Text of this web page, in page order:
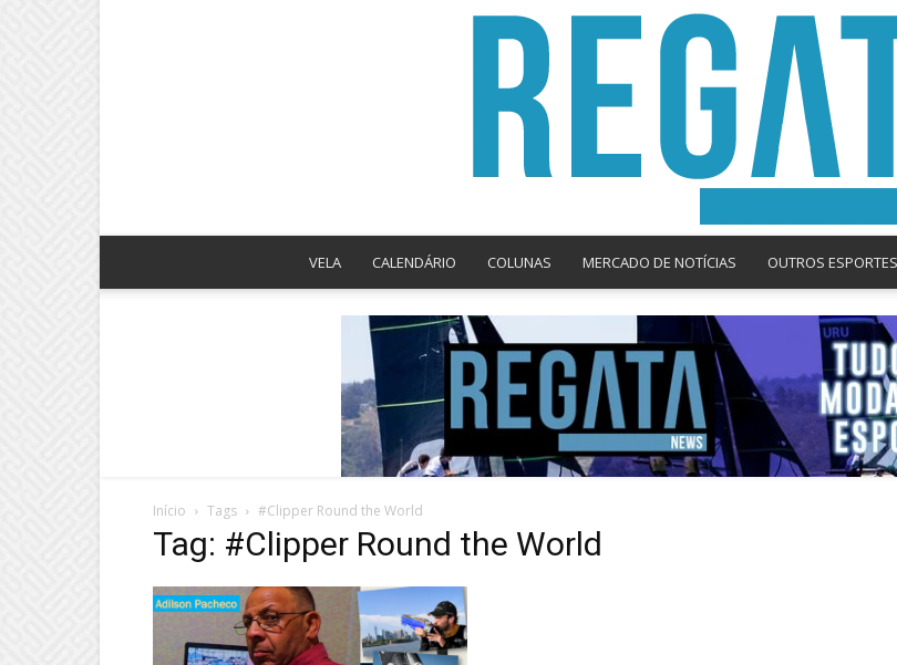
News
VELA CALENDÁRIO COLUNAS MERCADO DE NOTÍCIAS OUTROS ESPORTES
Início Tags #Clipper Round the World
Tag: #Clipper Round the World